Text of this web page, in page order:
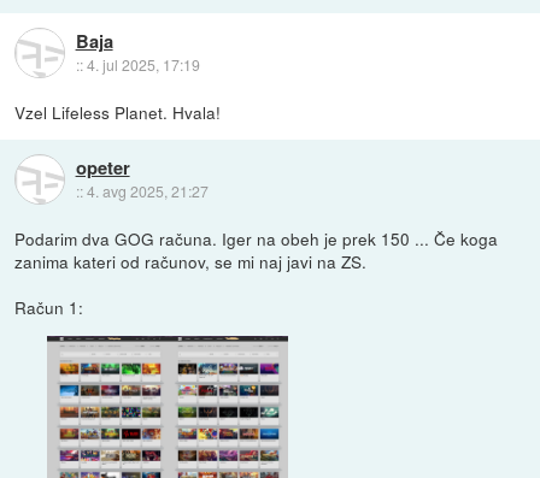
Baja
::4. jul 2025, 17:19
Vzel Lifeless Planet. Hvala!
opeter
::4. avg 2025, 21:27
Podarim dva GOG računa. Iger na obeh je prek 150 ... Če koga
zanima kateri od računov, se mi naj javi na ZS.
Račun 1: